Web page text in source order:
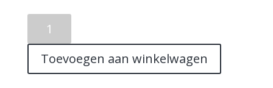
BUMPER
PORSCHE
SERIES
Toevoegen aan winkelwagen